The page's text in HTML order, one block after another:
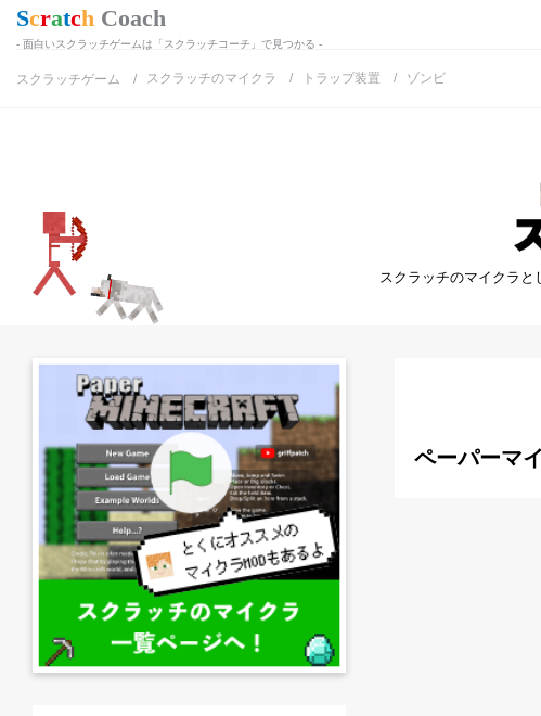
面白いスクラッチゲームは「スクラッチコーチ」で見つかる
スクラッチゲーム スクラッチのマイクラ トラップ装置 ゾンビ
スクラッチのマイクラ
ペーパーマ